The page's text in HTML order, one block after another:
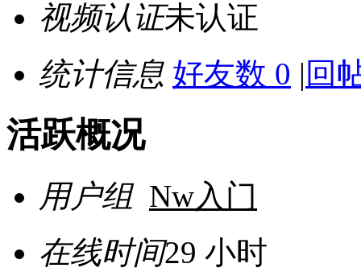
视频认证未认证
统计信息 好友数 0 | 回
活跃概况
用户组 Nw入门
在线时间29 小时